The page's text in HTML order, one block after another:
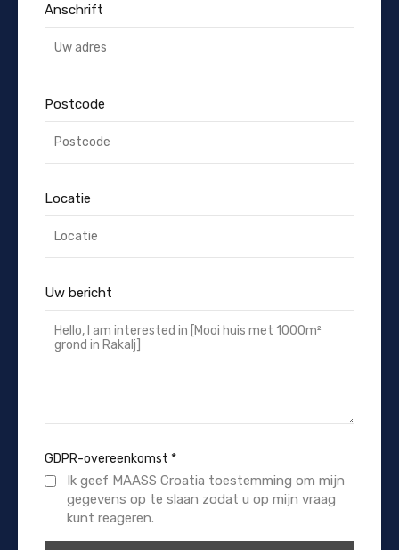
Anschrift
Postcode
Locatie
Uw bericht
GDPR-overeenkomst *
Ik geef MAASS Croatia toestemming om mijn
gegevens op te slaan zodat u op mijn vraag
kunt reageren.